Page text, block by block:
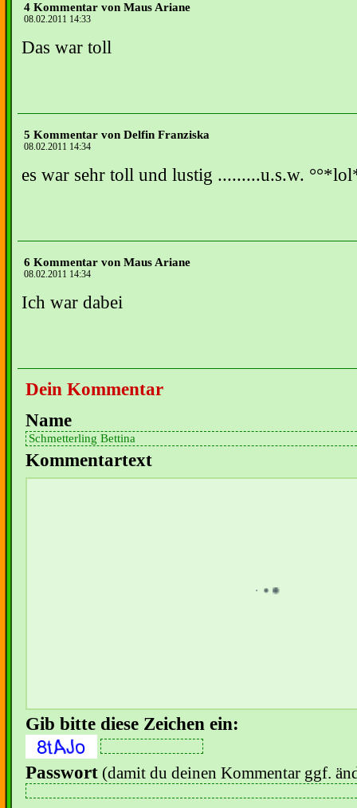
4 Kommentar von Maus Ariane
08.02.2011 14:33
Das war toll
5 Kommentar von Delfin Franziska
08.02.2011 14:34
es war sehr toll und lustig .........u.s.w.
6 Kommentar von Maus Ariane
08.02.2011 14:34
Ich war dabei
Dein Kommentar
Name
Kommentartext
Gib bitte diese Zeichen ein:
Passwort (damit du deinen Kommentar ggf.